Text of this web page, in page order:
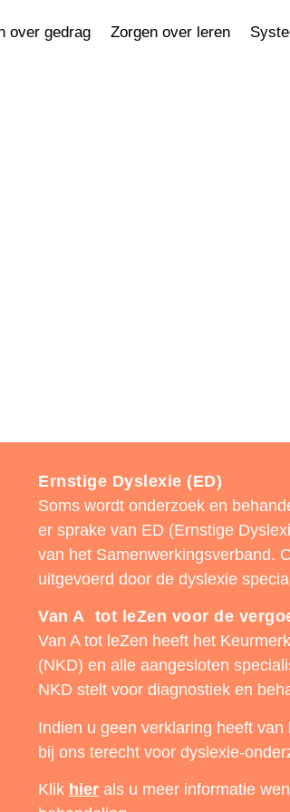
over gedrag Zorgen over leren
Ernstige Dyslexie (ED)
Soms wordt onderzoek en
er sprake van ED (Ernstige
van het Samenwerkingsverband.
uitgevoerd door de dyslexie
Van A tot leZen voor de
Van A tot leZen heeft het
(NKD) en alle aangesloten
NKD stelt voor diagnostiek en
Indien u geen verklaring heeft
bij ons terecht voor dyslexie-
Klik hier als u meer informatie